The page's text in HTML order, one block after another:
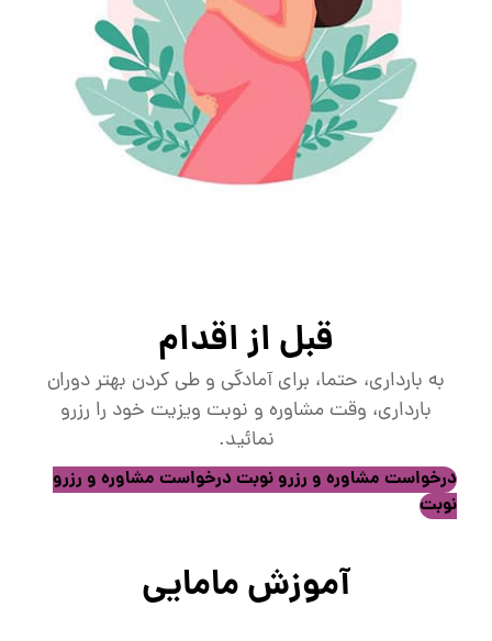
قبل از اقدام
به بارداری، حتما، برای آمادگی و طی کردن بهتر دوران
بارداری، وقت مشاوره و نوبت ویزیت خود را رزرو
نمائید.
درخواست مشاوره و رزرو نوبت درخواست مشاوره و رزرو
نوبت
آموزش مامایی